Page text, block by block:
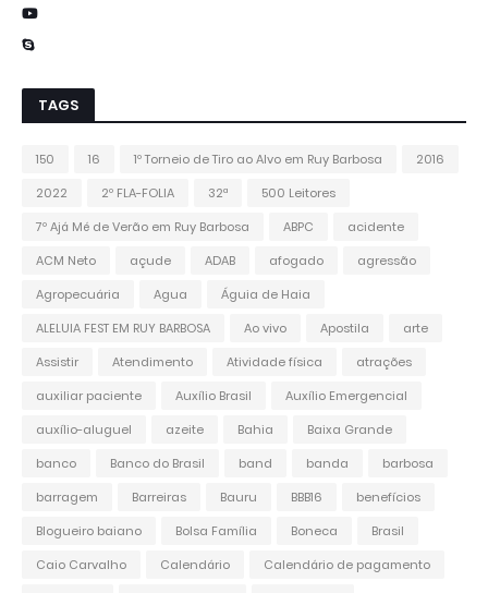
TAGS
150 16 1º Torneio de Tiro ao Alvo em Ruy Barbosa
2016
2022
2º FLA-FOLIA 32ª
500 Leitores
7º Ajá Mé de Verão em Ruy Barbosa
ABPC
acidente
ACM Neto
açude ADAB afogado
agressão
Agropecuária
Agua
Águia de Haia
ALELUIA FEST EM RUY BARBOSA
Ao vivo Apostila
arte
Assistir
Atendimento Atividade física
atrações
auxiliar paciente
Auxílio Brasil
Auxílio Emergencial
auxílio-aluguel
azeite Bahia
Baixa Grande
banco
Banco do Brasil band banda
barbosa
barragem
Barreiras Bauru BBB16
benefícios
Blogueiro baiano
Bolsa Família Boneca
Brasil
Caio Carvalho
Calendário
Calendário de pagamento